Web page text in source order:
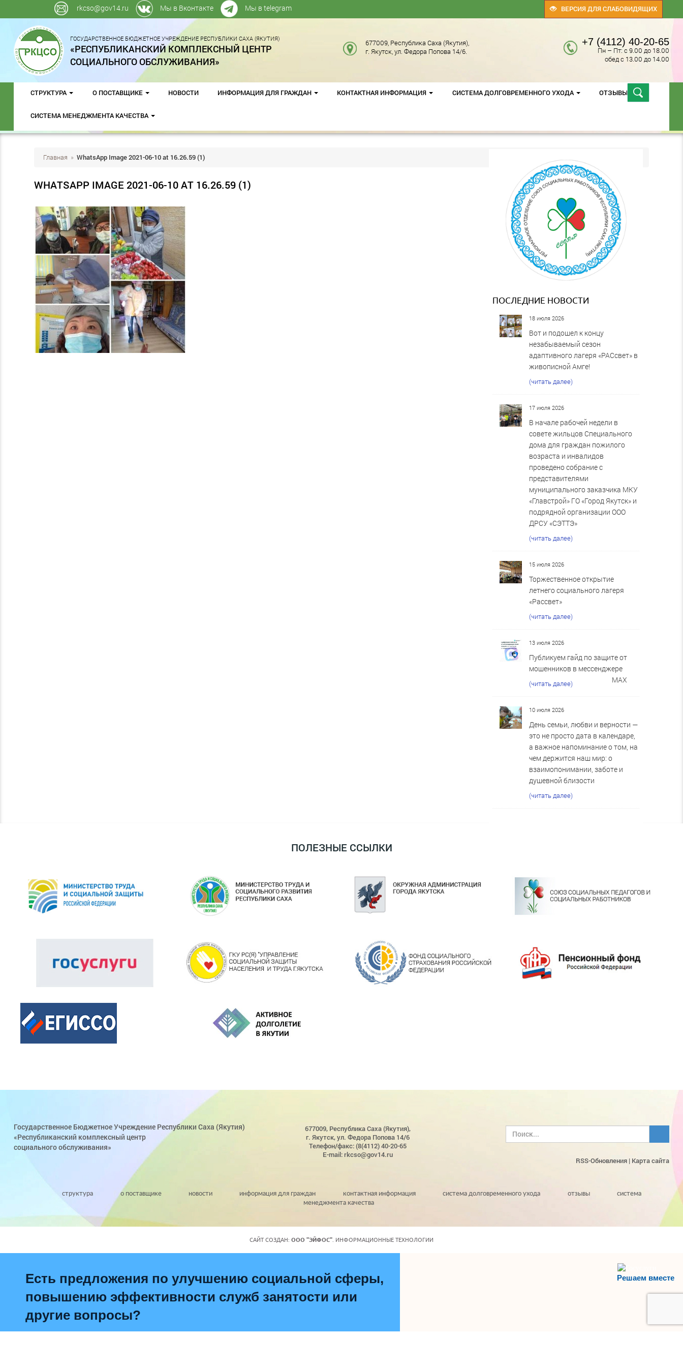
ВЕРСИЯ ДЛЯ СЛАБОВИДЯЩИХ
rkcso@gov14.ru Мы в Вконтакте Мы в telegram
ГОСУДАРСТВЕННОЕ БЮДЖЕТНОЕ УЧРЕЖДЕНИЕ РЕСПУБЛИКИ САХА (ЯКУТИЯ)
«РЕСПУБЛИКАНСКИЙ КОМПЛЕКСНЫЙ ЦЕНТР
СОЦИАЛЬНОГО ОБСЛУЖИВАНИЯ»
677009, Республика Саха (Якутия),
г. Якутск, ул. Федора Попова 14/6.
+7 (4112) 40-20-65
Пн – Пт: с 9.00 до 18.00
обед с 13.00 до 14.00
СТРУКТУРА О ПОСТАВЩИКЕ НОВОСТИ ИНФОРМАЦИЯ ДЛЯ ГРАЖДАН КОНТАКТНАЯ ИНФОРМАЦИЯ СИСТЕМА ДОЛГОВРЕМЕННОГО УХОДА ОТЗЫВЫ
СИСТЕМА МЕНЕДЖМЕНТА КАЧЕСТВА
Главная » WhatsApp Image 2021-06-10 at 16.26.59 (1)
WHATSAPP IMAGE 2021-06-10 AT 16.26.59 (1)
ПОСЛЕДНИЕ НОВОСТИ
18 июля 2026
Вот и подошел к концу
незабываемый сезон
адаптивного лагеря «РАСсвет» в
живописной Амге!
(читать далее)
17 июля 2026
В начале рабочей недели в
совете жильцов Специального
дома для граждан пожилого
возраста и инвалидов
проведено собрание с
представителями
муниципального заказчика МКУ
«Главстрой» ГО «Город Якутск» и
подрядной организации ООО
ДРСУ «СЭТТЭ»
(читать далее)
15 июля 2026
Торжественное открытие
летнего социального лагеря
«Рассвет»
(читать далее)
13 июля 2026
Публикуем гайд по защите от
мошенников в мессенджере
MAX
(читать далее)
10 июля 2026
День семьи, любви и верности —
это не просто дата в календаре,
а важное напоминание о том, на
чем держится наш мир: о
взаимопонимании, заботе и
душевной близости
(читать далее)
ПОЛЕЗНЫЕ ССЫЛКИ
Государственное Бюджетное Учреждение Республики Саха (Якутия)
«Республиканский комплексный центр
социального обслуживания»
677009, Республика Саха (Якутия),
г. Якутск, ул. Федора Попова 14/6
Телефон/факс: (8(4112) 40-20-65
E-mail: rkcso@gov14.ru
RSS-Обновления | Карта сайта
структура о поставщике новости информация для граждан контактная информация система долговременного ухода отзывы
система
менеджмента качества
САЙТ СОЗДАН: ООО "ЭЙФОС" . ИНФОРМАЦИОННЫЕ ТЕХНОЛОГИИ
Решаем вместе
Есть предложения по улучшению социальной сферы,
повышению эффективности служб занятости или
другие вопросы?